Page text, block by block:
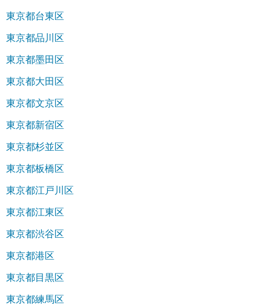
東京都台東区
東京都品川区
東京都墨田区
東京都大田区
東京都文京区
東京都新宿区
東京都杉並区
東京都板橋区
東京都江戸川区
東京都江東区
東京都渋谷区
東京都港区
東京都目黒区
東京都練馬区